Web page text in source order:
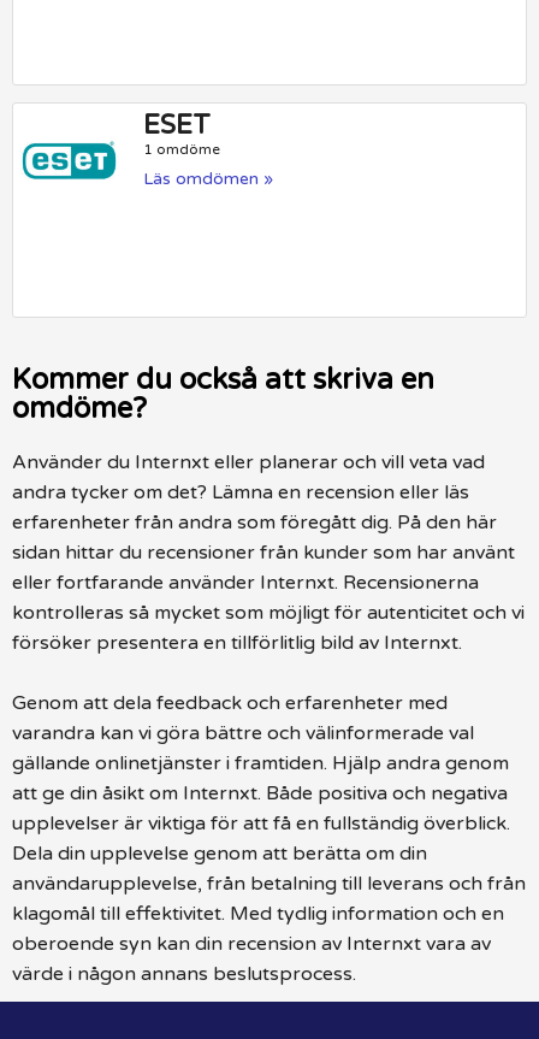
ESET
1 omdöme
Läs omdömen »
Kommer du också att skriva en
omdöme?
Använder du Internxt eller planerar och vill veta vad
andra tycker om det? Lämna en recension eller läs
erfarenheter från andra som föregått dig. På den här
sidan hittar du recensioner från kunder som har använt
eller fortfarande använder Internxt. Recensionerna
kontrolleras så mycket som möjligt för autenticitet och vi
försöker presentera en tillförlitlig bild av Internxt.
Genom att dela feedback och erfarenheter med
varandra kan vi göra bättre och välinformerade val
gällande onlinetjänster i framtiden. Hjälp andra genom
att ge din åsikt om Internxt. Både positiva och negativa
upplevelser är viktiga för att få en fullständig överblick.
Dela din upplevelse genom att berätta om din
användarupplevelse, från betalning till leverans och från
klagomål till effektivitet. Med tydlig information och en
oberoende syn kan din recension av Internxt vara av
värde i någon annans beslutsprocess.